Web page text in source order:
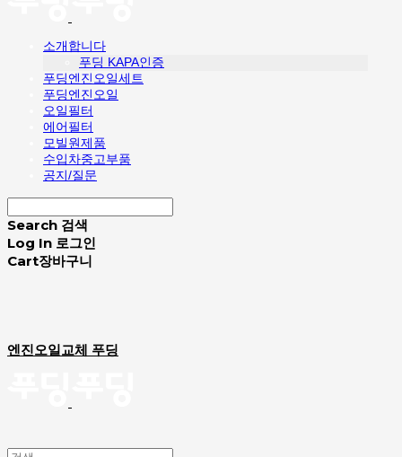
소개합니다
푸딩 KAPA인증
푸딩엔진오일세트
푸딩엔진오일
오일필터
에어필터
모빌원제품
수입차중고부품
공지/질문
Search 검색
Log In 로그인
Cart장바구니
엔진오일교체 푸딩